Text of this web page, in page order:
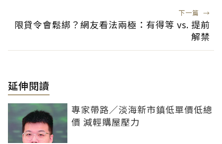
下一篇 →
限貸令會鬆綁？網友看法兩極：有得等 vs. 提前
解禁
延伸閱讀
專家帶路／淡海新市鎮低單價低總
價 減輕購屋壓力